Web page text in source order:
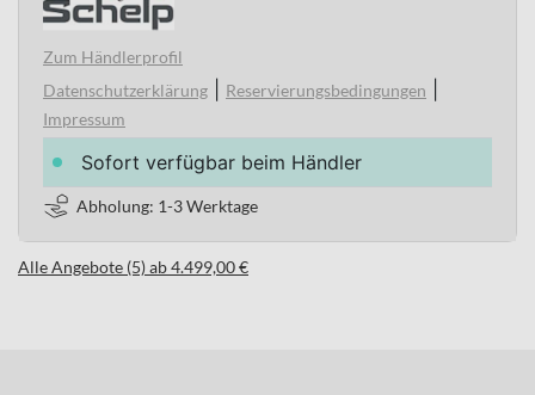
Zum Händlerprofil
Datenschutzerklärung
Reservierungsbedingungen
Impressum
Sofort verfügbar beim Händler
Abholung: 1-3 Werktage
Alle Angebote (5) ab 4.499,00 €